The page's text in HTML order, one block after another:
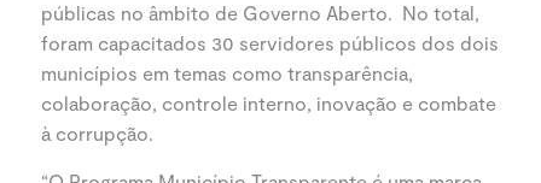
públicas no âmbito de Governo Aberto. No total,
foram capacitados 30 servidores públicos dos dois
municípios em temas como transparência,
colaboração, controle interno, inovação e combate
à corrupção.